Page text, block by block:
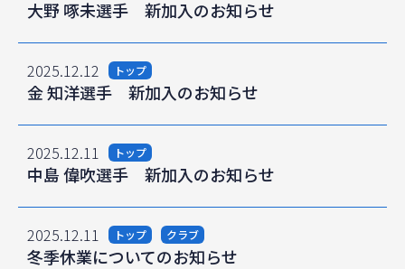
大野 啄未選手 新加入のお知らせ
2025.12.12 トップ
金 知洋選手 新加入のお知らせ
2025.12.11 トップ
中島 偉吹選手 新加入のお知らせ
2025.12.11 トップ クラブ
冬季休業についてのお知らせ